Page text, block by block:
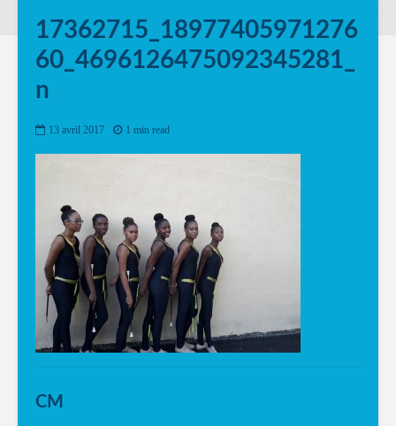
17362715_18977405971276
60_4696126475092345281_
n
13 avril 2017 1 min read
CM